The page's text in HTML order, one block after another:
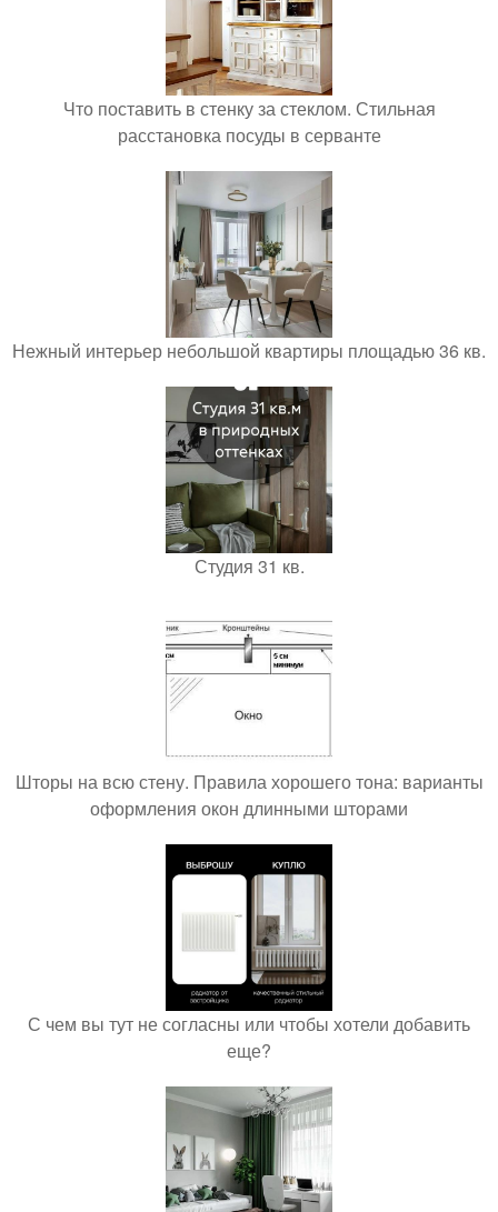
Что поставить в стенку за стеклом. Стильная
расстановка посуды в серванте
Нежный интерьер небольшой квартиры площадью 36 кв.
Студия 31 кв.
Шторы на всю стену. Правила хорошего тона: варианты
оформления окон длинными шторами
С чем вы тут не согласны или чтобы хотели добавить
еще?